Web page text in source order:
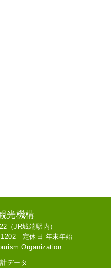
光機構
（JR城端駅内）
定休日 年末年始
Organization.
データ